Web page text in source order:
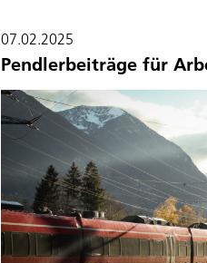
07.02.2025
Pendlerbeiträge für